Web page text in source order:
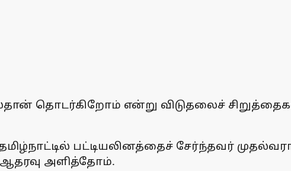
தொடர்கிறோம் என்று விடுதலைச்
பட்டியலினத்தைச் சேர்ந்தவர்
ஆதரவு அளித்தோம்.